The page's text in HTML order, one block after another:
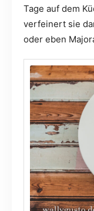
Tage auf dem
verfeinert sie
oder eben